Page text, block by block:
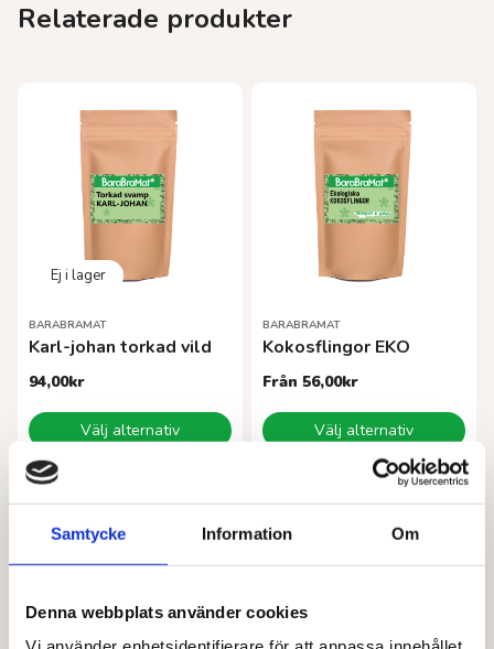
Samtycke Information Om
Denna webbplats använder cookies
Relaterade produkter
BARABRAMAT
Karl-johan torkad vild
94,00kr
Välj alternativ
Den
här
produkten
har
flera
varianter.
olika
kan
väljas
BARABRAMAT
Kokosflingor EKO
Från 56,00kr
Välj alternativ
Den
här
flera
varianter.
olika
kan
väljas